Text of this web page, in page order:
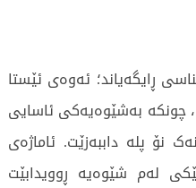
ڕایگەیاند؛ ئەوەی ئێستا
چونکە بەشێوەیەکی ئاسایی
نۆ پلە داببەزێت. ئاماژەی
لەم شێوەیە ڕوویدابێت